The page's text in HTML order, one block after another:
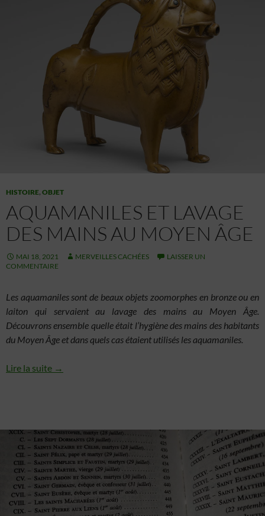
HISTOIRE, OBJET
AQUAMANILES ET LAVAGE
DES MAINS AU MOYEN ÂGE
MAI 18, 2021 MERVEILLES CACHÉES
LAISSER UN
COMMENTAIRE
Les aquamaniles sont de beaux objets zoomorphes en bronze ou en
laiton qui servaient au lavage des mains au Moyen Âge.
Découvrons ensemble quelle était l’hygiène des mains des habitants
du Moyen Âge et dans quels cas étaient utilisés les aquamaniles.
Lire la suite →